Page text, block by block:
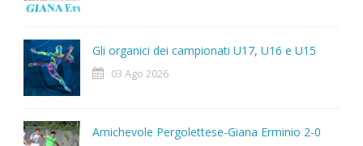
Gli organici dei campionati U17, U16 e U15
03 Ago 2026
Amichevole Pergolettese-Giana Erminio 2-0